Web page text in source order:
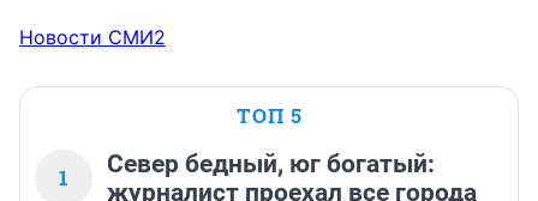
Новости СМИ2
ТОП 5
1
Север бедный, юг богатый:
журналист проехал все города